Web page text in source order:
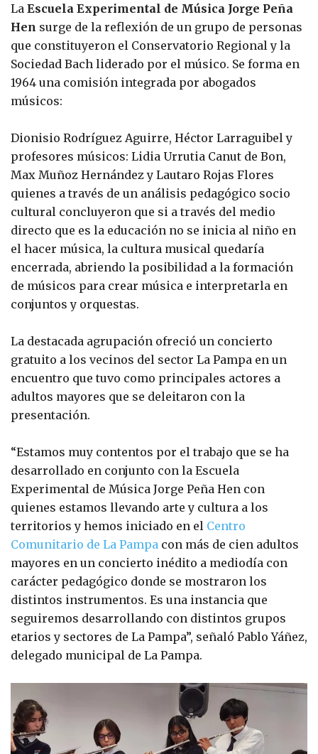
La Escuela Experimental de Música Jorge Peña
Hen surge de la reflexión de un grupo de personas
que constituyeron el Conservatorio Regional y la
Sociedad Bach liderado por el músico. Se forma en
1964 una comisión integrada por abogados
músicos:
Dionisio Rodríguez Aguirre, Héctor Larraguibel y
profesores músicos: Lidia Urrutia Canut de Bon,
Max Muñoz Hernández y Lautaro Rojas Flores
quienes a través de un análisis pedagógico socio
cultural concluyeron que si a través del medio
directo que es la educación no se inicia al niño en
el hacer música, la cultura musical quedaría
encerrada, abriendo la posibilidad a la formación
de músicos para crear música e interpretarla en
conjuntos y orquestas.
La destacada agrupación ofreció un concierto
gratuito a los vecinos del sector La Pampa en un
encuentro que tuvo como principales actores a
adultos mayores que se deleitaron con la
presentación.
“Estamos muy contentos por el trabajo que se ha
desarrollado en conjunto con la Escuela
Experimental de Música Jorge Peña Hen con
quienes estamos llevando arte y cultura a los
territorios y hemos iniciado en el Centro
Comunitario de La Pampa con más de cien adultos
mayores en un concierto inédito a mediodía con
carácter pedagógico donde se mostraron los
distintos instrumentos. Es una instancia que
seguiremos desarrollando con distintos grupos
etarios y sectores de La Pampa”, señaló Pablo Yáñez,
delegado municipal de La Pampa.